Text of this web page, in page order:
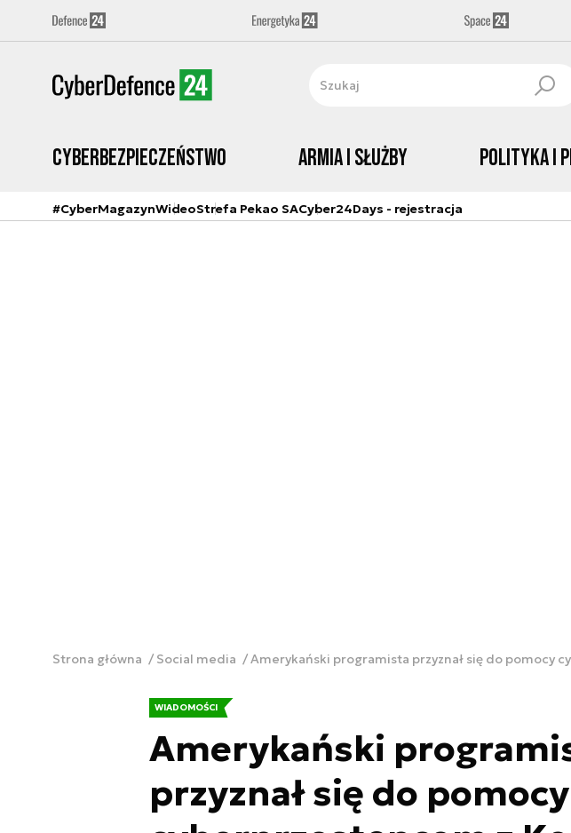
Cyberbezpieczeństwo Armia i Służby Polityka i
#CyberMagazynWideoStrefa Pekao SACyber24Days - rejestracja
Strona główna Social media Amerykański programista przyznał się do pomocy
WIADOMOŚCI
Amerykański
przyznał się do pomocy